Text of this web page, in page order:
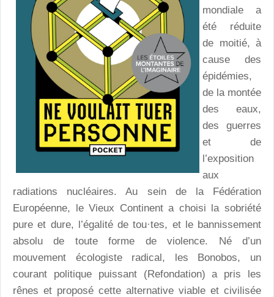
mondiale a
été réduite
de moitié, à
cause des
épidémies,
de la montée
des eaux,
des guerres
et de
l’exposition
aux
radiations nucléaires. Au sein de la Fédération
Européenne, le Vieux Continent a choisi la sobriété
pure et dure, l’égalité de tou·tes, et le bannissement
absolu de toute forme de violence. Né d’un
mouvement écologiste radical, les Bonobos, un
courant politique puissant (Refondation) a pris les
rênes et proposé cette alternative viable et civilisée